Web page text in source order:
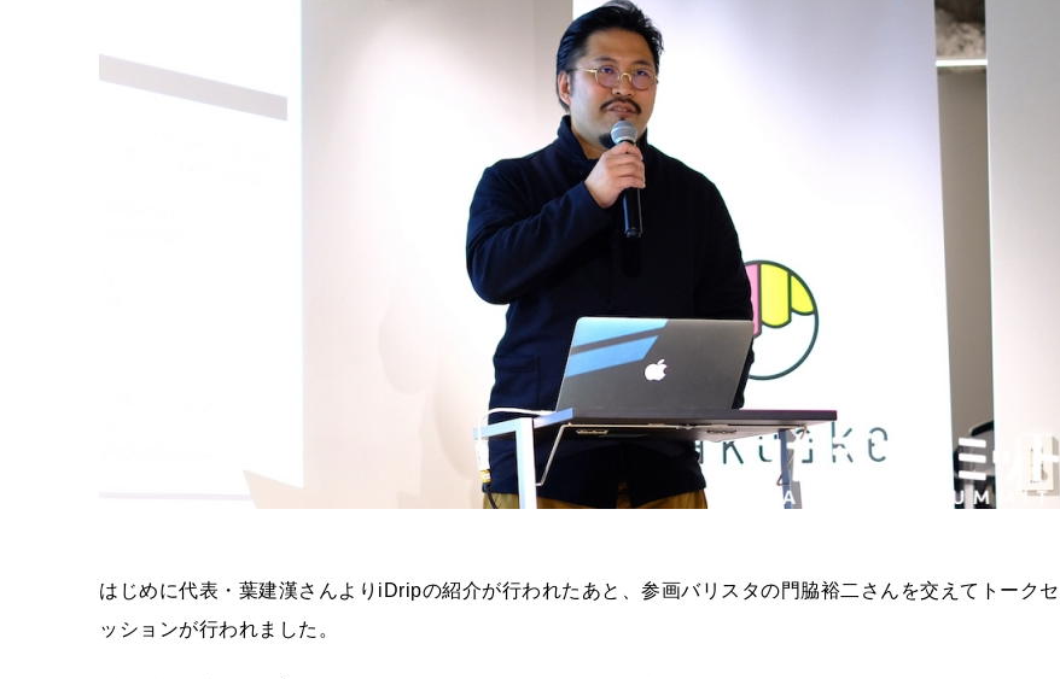
はじめに代表・葉建漢さんよりiDripの紹介が行われたあと、参画バリスタの門脇裕二さんを交えてトークセ
ッションが行われました。